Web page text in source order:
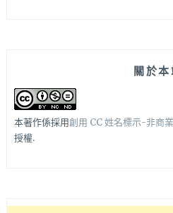
關於本
本著作係採用創用 CC 姓名標示-非商
授權.